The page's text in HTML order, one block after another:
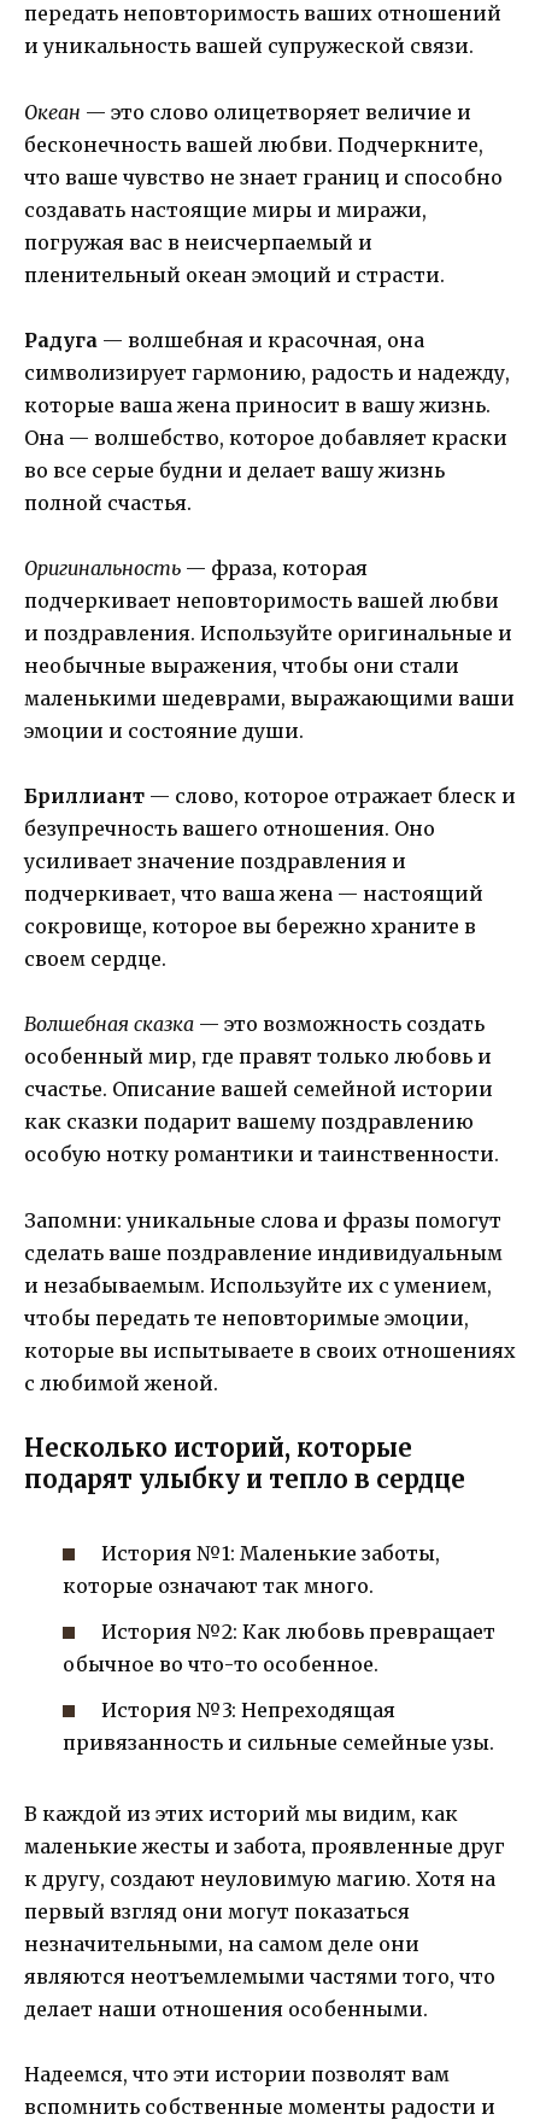
передать неповторимость ваших отношений
и уникальность вашей супружеской связи.
Океан — это слово олицетворяет величие и
бесконечность вашей любви. Подчеркните,
что ваше чувство не знает границ и способно
создавать настоящие миры и миражи,
погружая вас в неисчерпаемый и
пленительный океан эмоций и страсти.
Радуга — волшебная и красочная, она
символизирует гармонию, радость и надежду,
которые ваша жена приносит в вашу жизнь.
Она — волшебство, которое добавляет краски
во все серые будни и делает вашу жизнь
полной счастья.
Оригинальность — фраза, которая
подчеркивает неповторимость вашей любви
и поздравления. Используйте оригинальные и
необычные выражения, чтобы они стали
маленькими шедеврами, выражающими ваши
эмоции и состояние души.
Бриллиант — слово, которое отражает блеск и
безупречность вашего отношения. Оно
усиливает значение поздравления и
подчеркивает, что ваша жена — настоящий
сокровище, которое вы бережно храните в
своем сердце.
Волшебная сказка — это возможность создать
особенный мир, где правят только любовь и
счастье. Описание вашей семейной истории
как сказки подарит вашему поздравлению
особую нотку романтики и таинственности.
Запомни: уникальные слова и фразы помогут
сделать ваше поздравление индивидуальным
и незабываемым. Используйте их с умением,
чтобы передать те неповторимые эмоции,
которые вы испытываете в своих отношениях
с любимой женой.
Несколько историй, которые
подарят улыбку и тепло в сердце
История №1: Маленькие заботы,
которые означают так много.
История №2: Как любовь превращает
обычное во что-то особенное.
История №3: Непреходящая
привязанность и сильные семейные узы.
В каждой из этих историй мы видим, как
маленькие жесты и забота, проявленные друг
к другу, создают неуловимую магию. Хотя на
первый взгляд они могут показаться
незначительными, на самом деле они
являются неотъемлемыми частями того, что
делает наши отношения особенными.
Надеемся, что эти истории позволят вам
вспомнить собственные моменты радости и